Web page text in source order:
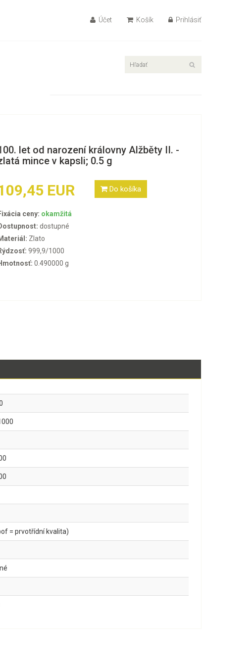
Účet Košík Prihlásiť
let od narození královny Alžběty II. -
mince v kapsli; 0.5 g
EUR Do košíka
ceny: okamžitá
dostupné
Zlato
999,9/1000
0.490000 g
= prvotřídní kvalita)